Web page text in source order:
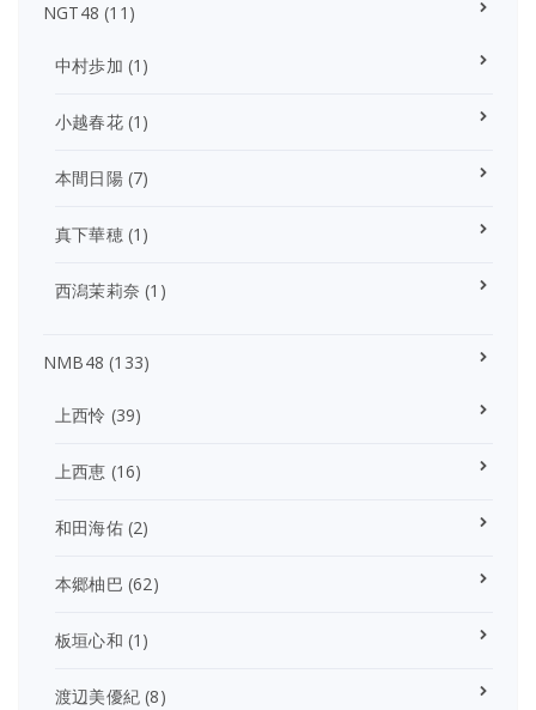
NGT48 (11)
中村歩加 (1)
小越春花(1)
本間日陽(7)
真下華穂(1)
西潟茉莉奈 (1)
NMB48 (133)
上西怜 (39)
上西恵 (16)
和田海佑(2)
本郷柚巴 (62)
板垣心和 (1)
渡辺美優紀 (8)